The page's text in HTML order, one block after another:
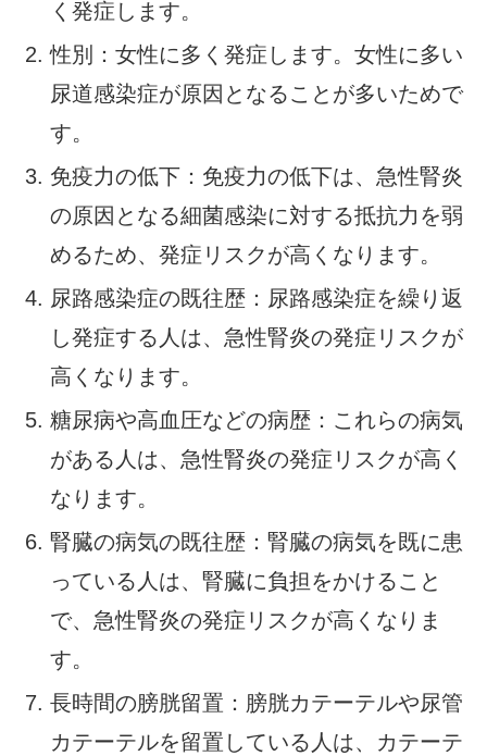
く発症します。
性別：女性に多く発症します。女性に多い
尿道感染症が原因となることが多いためで
す。
免疫力の低下：免疫力の低下は、急性腎炎
の原因となる細菌感染に対する抵抗力を弱
めるため、発症リスクが高くなります。
尿路感染症の既往歴：尿路感染症を繰り返
し発症する人は、急性腎炎の発症リスクが
高くなります。
糖尿病や高血圧などの病歴：これらの病気
がある人は、急性腎炎の発症リスクが高く
なります。
腎臓の病気の既往歴：腎臓の病気を既に患
っている人は、腎臓に負担をかけること
で、急性腎炎の発症リスクが高くなりま
す。
長時間の膀胱留置：膀胱カテーテルや尿管
カテーテルを留置している人は、カテーテ